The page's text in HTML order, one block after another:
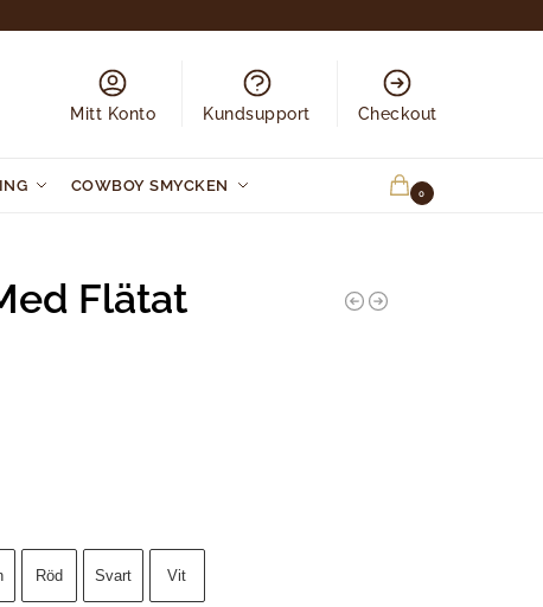
Mitt Konto Kundsupport Checkout
COWBOY SMYCKEN 0
Flätat
Röd Svart Vit